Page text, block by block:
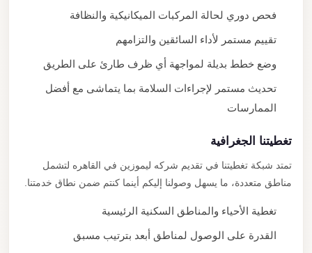
فحص دوري لحالة المركبات الميكانيكية والنظافة
تقييم مستمر لأداء السائقين والتزامهم
وضع خطط بديلة لمواجهة أي ظرف طارئ على الطريق
تحديث مستمر لإجراءات السلامة بما يتماشى مع أفضل
الممارسات
تغطيتنا الجغرافية
تمتد شبكة تغطيتنا في تقديم شركه ليموزين في القاهره لتشمل
مناطق متعددة، ما يسهل وصولنا إليكم أينما كنتم ضمن نطاق خدمتنا.
تغطية الأحياء والمناطق السكنية الرئيسية
القدرة على الوصول لمناطق أبعد بترتيب مسبق